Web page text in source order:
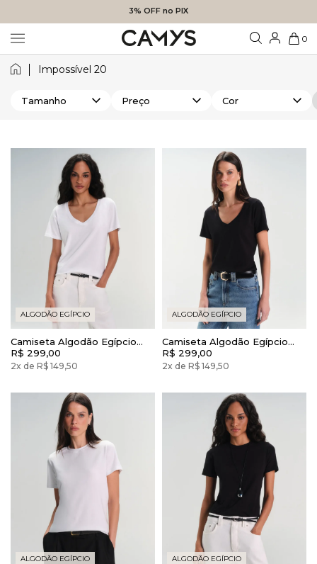
3% OFF no PIX
0
Impossível 20
Cor
Tamanho Preço
ALGODÃO EGÍPCIO
Camiseta Algodão Egípcio
Camys Gola V Branca
R$ 299,00
2x de R$ 149,50
ALGODÃO EGÍPCIO
Camiseta Algodão Egípcio
Camys Gola V Preto
R$ 299,00
2x de R$ 149,50
ALGODÃO EGÍPCIO ALGODÃO EGÍPCIO